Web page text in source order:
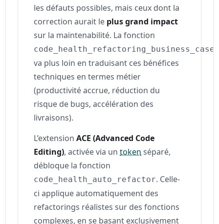
les défauts possibles, mais ceux dont la
correction aurait le plus grand impact
sur la maintenabilité. La fonction
code_health_refactoring_business_case
va plus loin en traduisant ces bénéfices
techniques en termes métier
(productivité accrue, réduction du
risque de bugs, accélération des
livraisons).
L’extensionACE (Advanced Code
Editing), activée via untoken séparé,
débloque la fonction
code_health_auto_refactor. Celle-
ci applique automatiquement des
refactorings réalistes sur des fonctions
complexes, en se basant exclusivement